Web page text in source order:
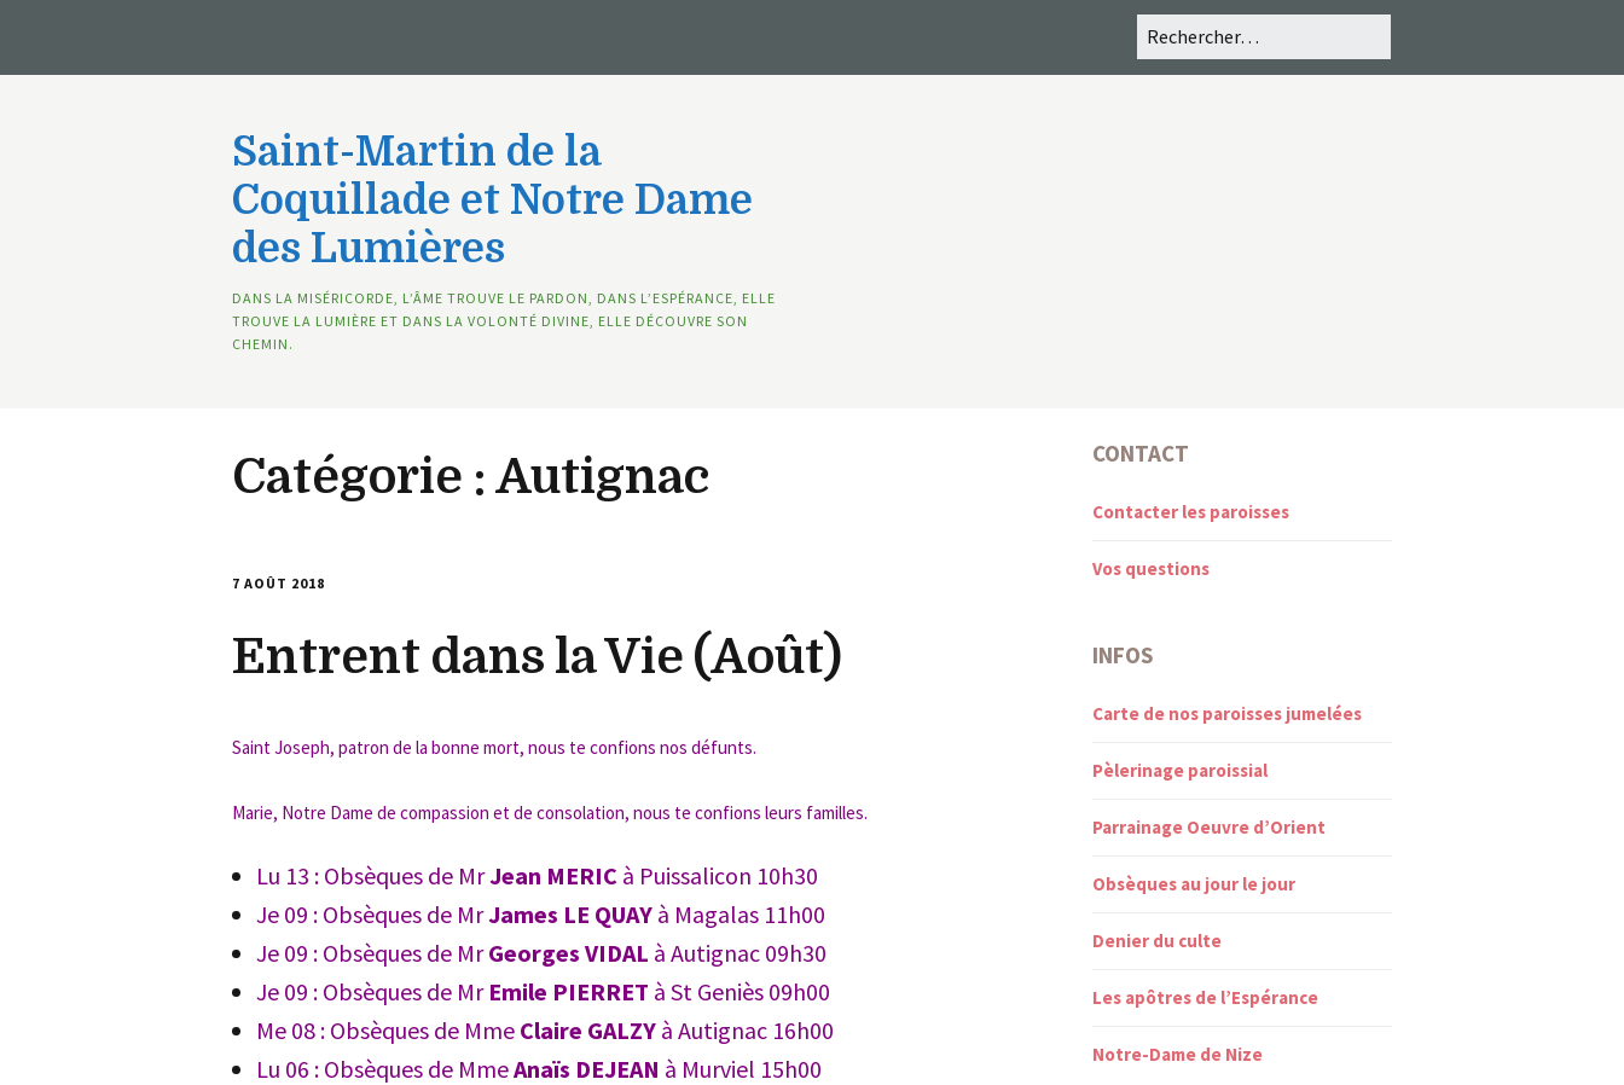
Saint-Martin de la
Coquillade et Notre Dame
des Lumières
DANS LA MISÉRICORDE, L’ÂME TROUVE LE PARDON, DANS L’ESPÉRANCE, ELLE
TROUVE LA LUMIÈRE ET DANS LA VOLONTÉ DIVINE, ELLE DÉCOUVRE SON
CHEMIN.
Catégorie : Autignac
7 AOÛT 2018
Entrent dans la Vie (Août)
Saint Joseph, patron de la bonne mort, nous te confions nos défunts.
Marie, Notre Dame de compassion et de consolation, nous te confions leurs familles.
Lu 13 : Obsèques de MrJean MERIC à Puissalicon 10h30
Je 09 : Obsèques de MrJames LE QUAY à Magalas 11h00
Je 09 : Obsèques de MrGeorges VIDAL à Autignac 09h30
Je 09 : Obsèques de Mr Emile PIERRET à St Geniès 09h00
Me 08 : Obsèques de Mme Claire GALZY à Autignac 16h00
Lu 06 : Obsèques de MmeAnaïs DEJEAN à Murviel 15h00
CONTACT
Contacter les paroisses
Vos questions
INFOS
Carte de nos paroisses jumelées
Pèlerinage paroissial
Parrainage Oeuvre d’Orient
Obsèques au jour le jour
Denier du culte
Les apôtres de l’Espérance
Notre-Dame de Nize